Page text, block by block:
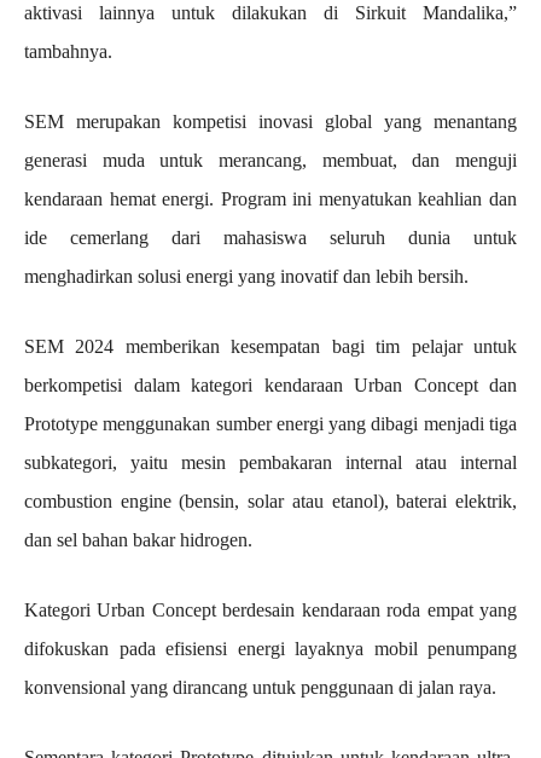
aktivasi lainnya untuk dilakukan di Sirkuit Mandalika,”
tambahnya.
SEM merupakan kompetisi inovasi global yang menantang
generasi muda untuk merancang, membuat, dan menguji
kendaraan hemat energi. Program ini menyatukan keahlian dan
ide cemerlang dari mahasiswa seluruh dunia untuk
menghadirkan solusi energi yang inovatif dan lebih bersih.
SEM 2024 memberikan kesempatan bagi tim pelajar untuk
berkompetisi dalam kategori kendaraan Urban Concept dan
Prototype menggunakan sumber energi yang dibagi menjadi tiga
subkategori, yaitu mesin pembakaran internal atau internal
combustion engine (bensin, solar atau etanol), baterai elektrik,
dan sel bahan bakar hidrogen.
Kategori Urban Concept berdesain kendaraan roda empat yang
difokuskan pada efisiensi energi layaknya mobil penumpang
konvensional yang dirancang untuk penggunaan di jalan raya.